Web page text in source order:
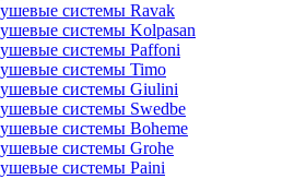
системы Ravak
системы Kolpasan
системы Paffoni
системы Timo
системы Giulini
системы Swedbe
системы Boheme
системы Grohe
системы Paini